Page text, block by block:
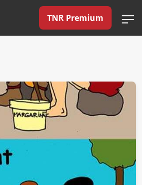
TNR Premium